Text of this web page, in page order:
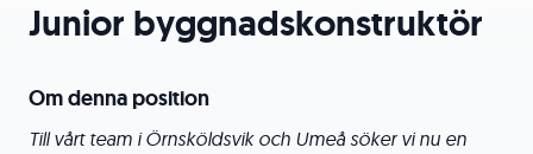
Junior byggnadskonstruktör
Om denna position
Till vårt team i Örnsköldsvik och Umeå söker vi nu en